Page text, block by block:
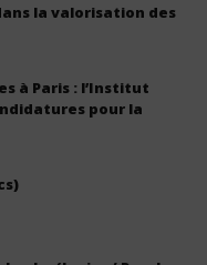
la valorisation des
à Paris : l’Institut
pour la